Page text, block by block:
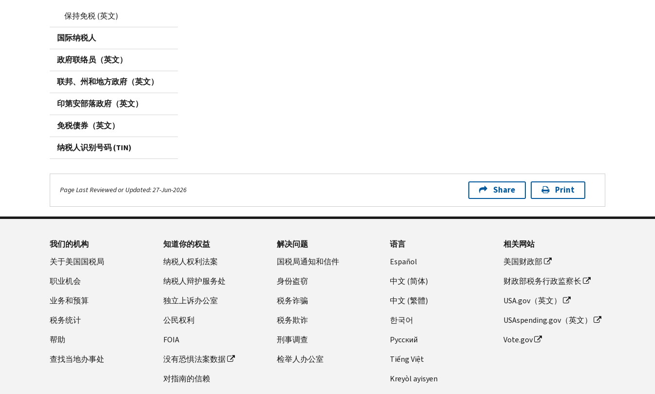
保持免税 (英文)
国际纳税人
政府联络员（英文）
联邦、州和地方政府（英文）
印第安部落政府（英文）
免税债券（英文）
纳税人识别号码 (TIN)
Page Last Reviewed or Updated: 27-Jun-2026 Share Print
我们的机构
关于美国国税局
职业机会
业务和预算
税务统计
帮助
查找当地办事处
知道你的权益
纳税人权利法案
纳税人辩护服务处
独立上诉办公室
公民权利
FOIA
没有恐惧法案数据
对指南的信赖
解决问题
国税局通知和信件
身份盗窃
税务诈骗
税务欺诈
刑事调查
检举人办公室
语言
Español
中文 (简体)
中文 (繁體)
한국어
Pусский
Tiếng Việt
Kreyòl ayisyen
相关网站
美国财政部
财政部税务行政监察长
USA.gov（英文）
USAspending.gov（英文）
Vote.gov